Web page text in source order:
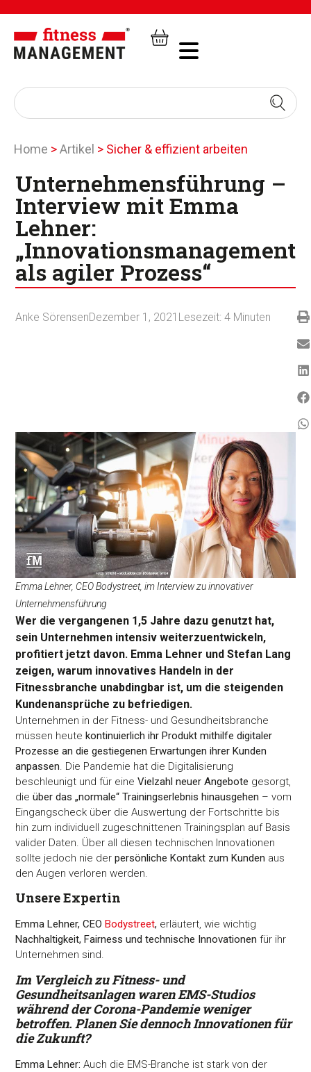
Home >Artikel > Sicher & effizient arbeiten
Unternehmensführung –
Interview mit Emma
Lehner:
„Innovationsmanagement
als agiler Prozess“
Anke SörensenDezember 1, 2021 Lesezeit: 4 Minuten
Emma Lehner, CEO Bodystreet, im Interview zu innovativer
Unternehmensführung
Wer die vergangenen 1,5 Jahre dazu genutzt hat,
sein Unternehmen intensiv weiterzuentwickeln,
profitiert jetzt davon. Emma Lehner und Stefan Lang
zeigen, warum innovatives Handeln in der
Fitnessbranche unabdingbar ist, um die steigenden
Kundenansprüche zu befriedigen.
Unternehmen in der Fitness- und Gesundheitsbranche
müssen heutekontinuierlich ihr Produkt mithilfe digitaler
Prozesse an die gestiegenen Erwartungen ihrer Kunden
anpassen. Die Pandemie hat die Digitalisierung
beschleunigt und für eineVielzahl neuer Angebote gesorgt,
dieüber das „normale“ Trainingserlebnis hinausgehen – vom
Eingangscheck über die Auswertung der Fortschritte bis
hin zum individuell zugeschnittenen Trainingsplan auf Basis
valider Daten. Über all diesen technischen Innovationen
sollte jedoch nie derpersönliche Kontakt zum Kunden aus
den Augen verloren werden.
Unsere Expertin
Emma Lehner, CEOBodystreet, erläutert, wie wichtig
Nachhaltigkeit, Fairness und technische Innovationen für ihr
Unternehmen sind.
Im Vergleich zu Fitness- und
Gesundheitsanlagen waren EMS-Studios
während der Corona-Pandemie weniger
betroffen. Planen Sie dennoch Innovationen für
die Zukunft?
Emma Lehner:Auch die EMS-Branche ist stark von der